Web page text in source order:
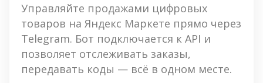
Управляйте продажами цифровых
товаров на Яндекс Маркете прямо через
Telegram. Бот подключается к API и
позволяет отслеживать заказы,
передавать коды — всё в одном месте.